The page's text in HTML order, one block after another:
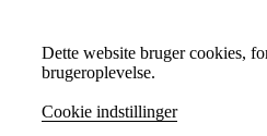
Dette website bruger cookies,
brugeroplevelse.
Cookie indstillinger